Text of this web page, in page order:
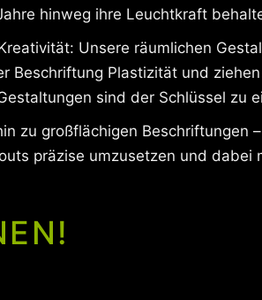
hinweg ihre Leuchtkraft
Unsere räumlichen
Beschriftung Plastizität und
sind der Schlüssel zu
zu großflächigen
präzise umzusetzen und dabei